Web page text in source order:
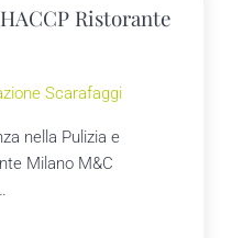
Ristorante
Scarafaggi
nella Pulizia e
Milano M&C